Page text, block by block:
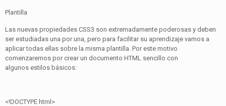
Plantilla
Las nuevas propiedades CSS3 son extremadamente poderosas y deben
ser estudiadas una por una, pero para facilitar su aprendizaje vamos a
aplicar todas ellas sobre la misma plantilla. Por este motivo
comenzaremos por crear un documento HTML sencillo con
algunos estilos básicos:
<!DOCTYPE html>